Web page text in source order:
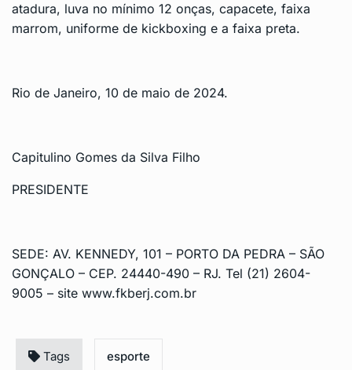
atadura, luva no mínimo 12 onças, capacete, faixa
marrom, uniforme de kickboxing e a faixa preta.
Rio de Janeiro, 10 de maio de 2024.
Capitulino Gomes da Silva Filho
PRESIDENTE
SEDE: AV. KENNEDY, 101 – PORTO DA PEDRA – SÃO
GONÇALO – CEP. 24440-490 – RJ. Tel (21) 2604-
9005 – site www.fkberj.com.br
Tags esporte